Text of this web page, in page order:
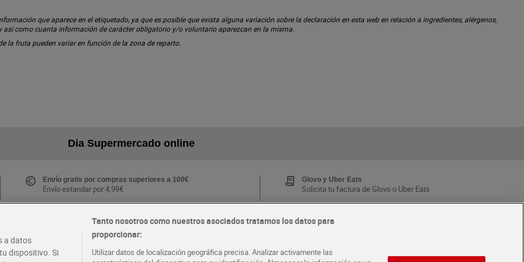
que aparece en el etiquetado, ya que es posible que exista alguna variación sobre la declaración en esta web en relación a ingredientes, alérgenos,
como cuanta información de carácter obligatorio y/o voluntario aparezcan en la misma.
la fruta pueden variar en función de la zona de reparto.
Dia Supermercado online
Envío gratis por compras superiores a 100€
Envío estandar por 4,99€
Glovo y Uber Eats
Solicita tu factura de Glovo o Uber Eats
Folletos y Tiendas
cercana
¡Solicita tu tarjeta de crédito aquí!
a datos
dispositivo. Si
Tanto nosotros como nuestros asociados tratamos los datos para
proporcionar:
Utilizar datos de localización geográfica precisa. Analizar activamente las